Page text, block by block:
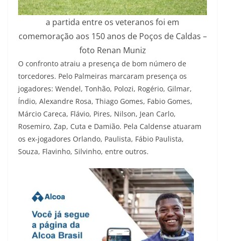
a partida entre os veteranos foi em
comemoração aos 150 anos de Poços de Caldas –
foto Renan Muniz
O confronto atraiu a presença de bom número de
torcedores. Pelo Palmeiras marcaram presença os
jogadores: Wendel, Tonhão, Polozi, Rogério, Gilmar,
Índio, Alexandre Rosa, Thiago Gomes, Fabio Gomes,
Márcio Careca, Flávio, Pires, Nilson, Jean Carlo,
Rosemiro, Zap, Cuta e Damião. Pela Caldense atuaram
os ex-jogadores Orlando, Paulista, Fábio Paulista,
Souza, Flavinho, Silvinho, entre outros.